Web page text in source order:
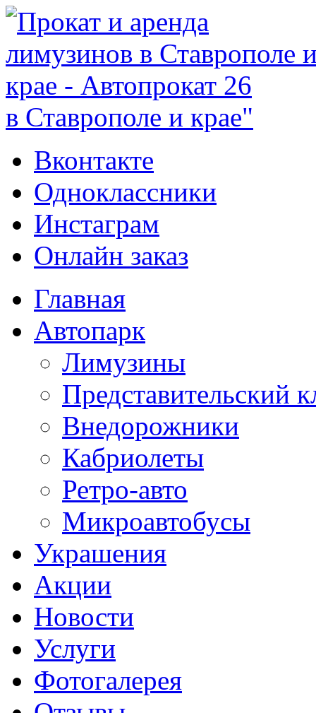
в Ставрополе и крае"
Вконтакте
Одноклассники
Инстаграм
Онлайн заказ
Главная
Автопарк
Лимузины
Представительский
Внедорожники
Кабриолеты
Ретро-авто
Микроавтобусы
Украшения
Акции
Новости
Услуги
Фотогалерея